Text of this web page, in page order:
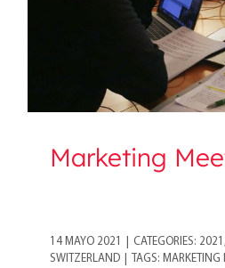
Marketing
14 MAYO 2021 CATEGORIES: 2021 ,
SWITZERLAND
TAGS: MARKETING